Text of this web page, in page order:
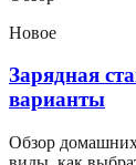
Новое
Зарядная
варианты
Обзор домашних